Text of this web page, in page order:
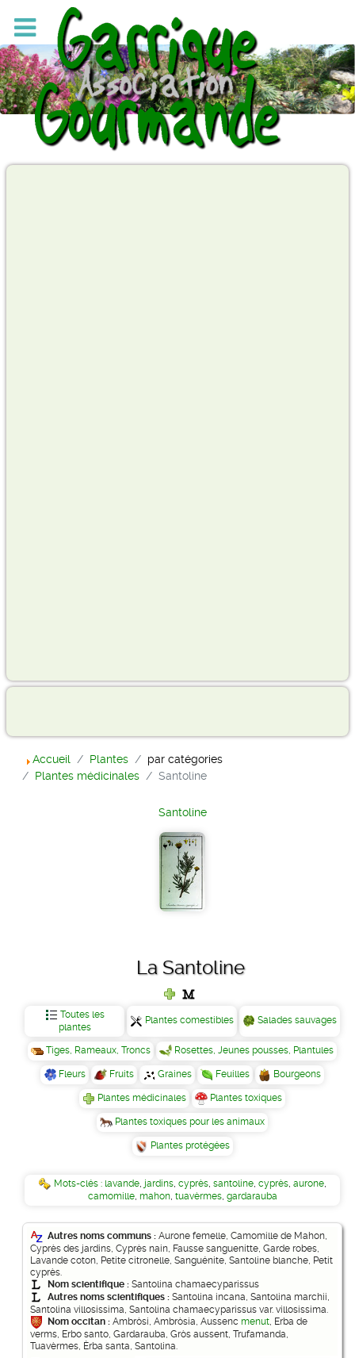
Accueil Plantes
par catégories
Plantes médicinales
Santoline
Santoline
La Santoline
Toutes les
plantes
Plantes comestibles Salades sauvages
Tiges, Rameaux, Troncs Rosettes, Jeunes pousses, Plantules
Fleurs Fruits Graines Feuilles Bourgeons
Plantes médicinales Plantes toxiques
Plantes toxiques pour les animaux
Plantes protégées
Mots-clés : lavande, jardins, cyprès, santoline, cyprès, aurone,
camomille, mahon, tuavèrmes, gardarauba
Autres noms communs : Aurone femelle, Camomille de Mahon,
Cyprès des jardins, Cyprès nain, Fausse sanguenitte, Garde robes,
Lavande coton, Petite citronelle, Sanguénite, Santoline blanche, Petit
cyprès.
Nom scientifique : Santolina chamaecyparissus
Autres noms scientifiques : Santolina incana, Santolina marchii,
Santolina villosissima, Santolina chamaecyparissus var. villosissima.
Nom occitan : Ambròsi, Ambròsia, Aussenc menut, Erba de
verms, Erbo santo, Gardarauba, Gròs aussent, Trufamanda,
Tuavèrmes, Èrba santa, Santolina.